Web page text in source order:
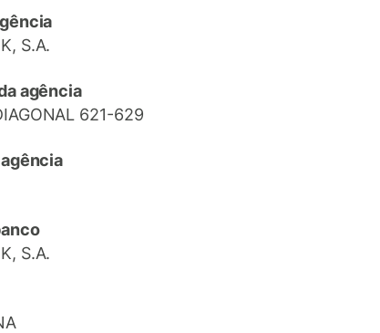
S.A.
agência
621-629
S.A.